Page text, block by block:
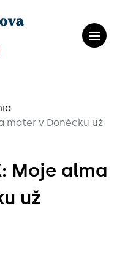
mater v Doněcku už
Moje alma
už